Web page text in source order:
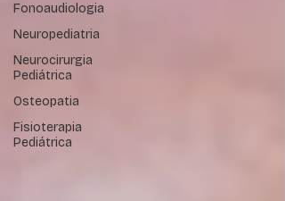
Fonoaudiologia
Neuropediatria
Neurocirurgia
Pediátrica
Osteopatia
Fisioterapia
Pediátrica